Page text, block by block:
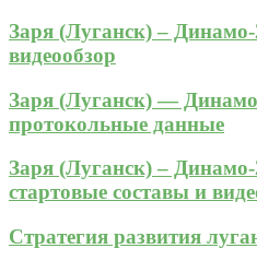
Заря (Луганск) –
видеообзор
Заря (Луганск) —
протокольные данные
Заря (Луганск) –
стартовые составы и
Стратегия развития